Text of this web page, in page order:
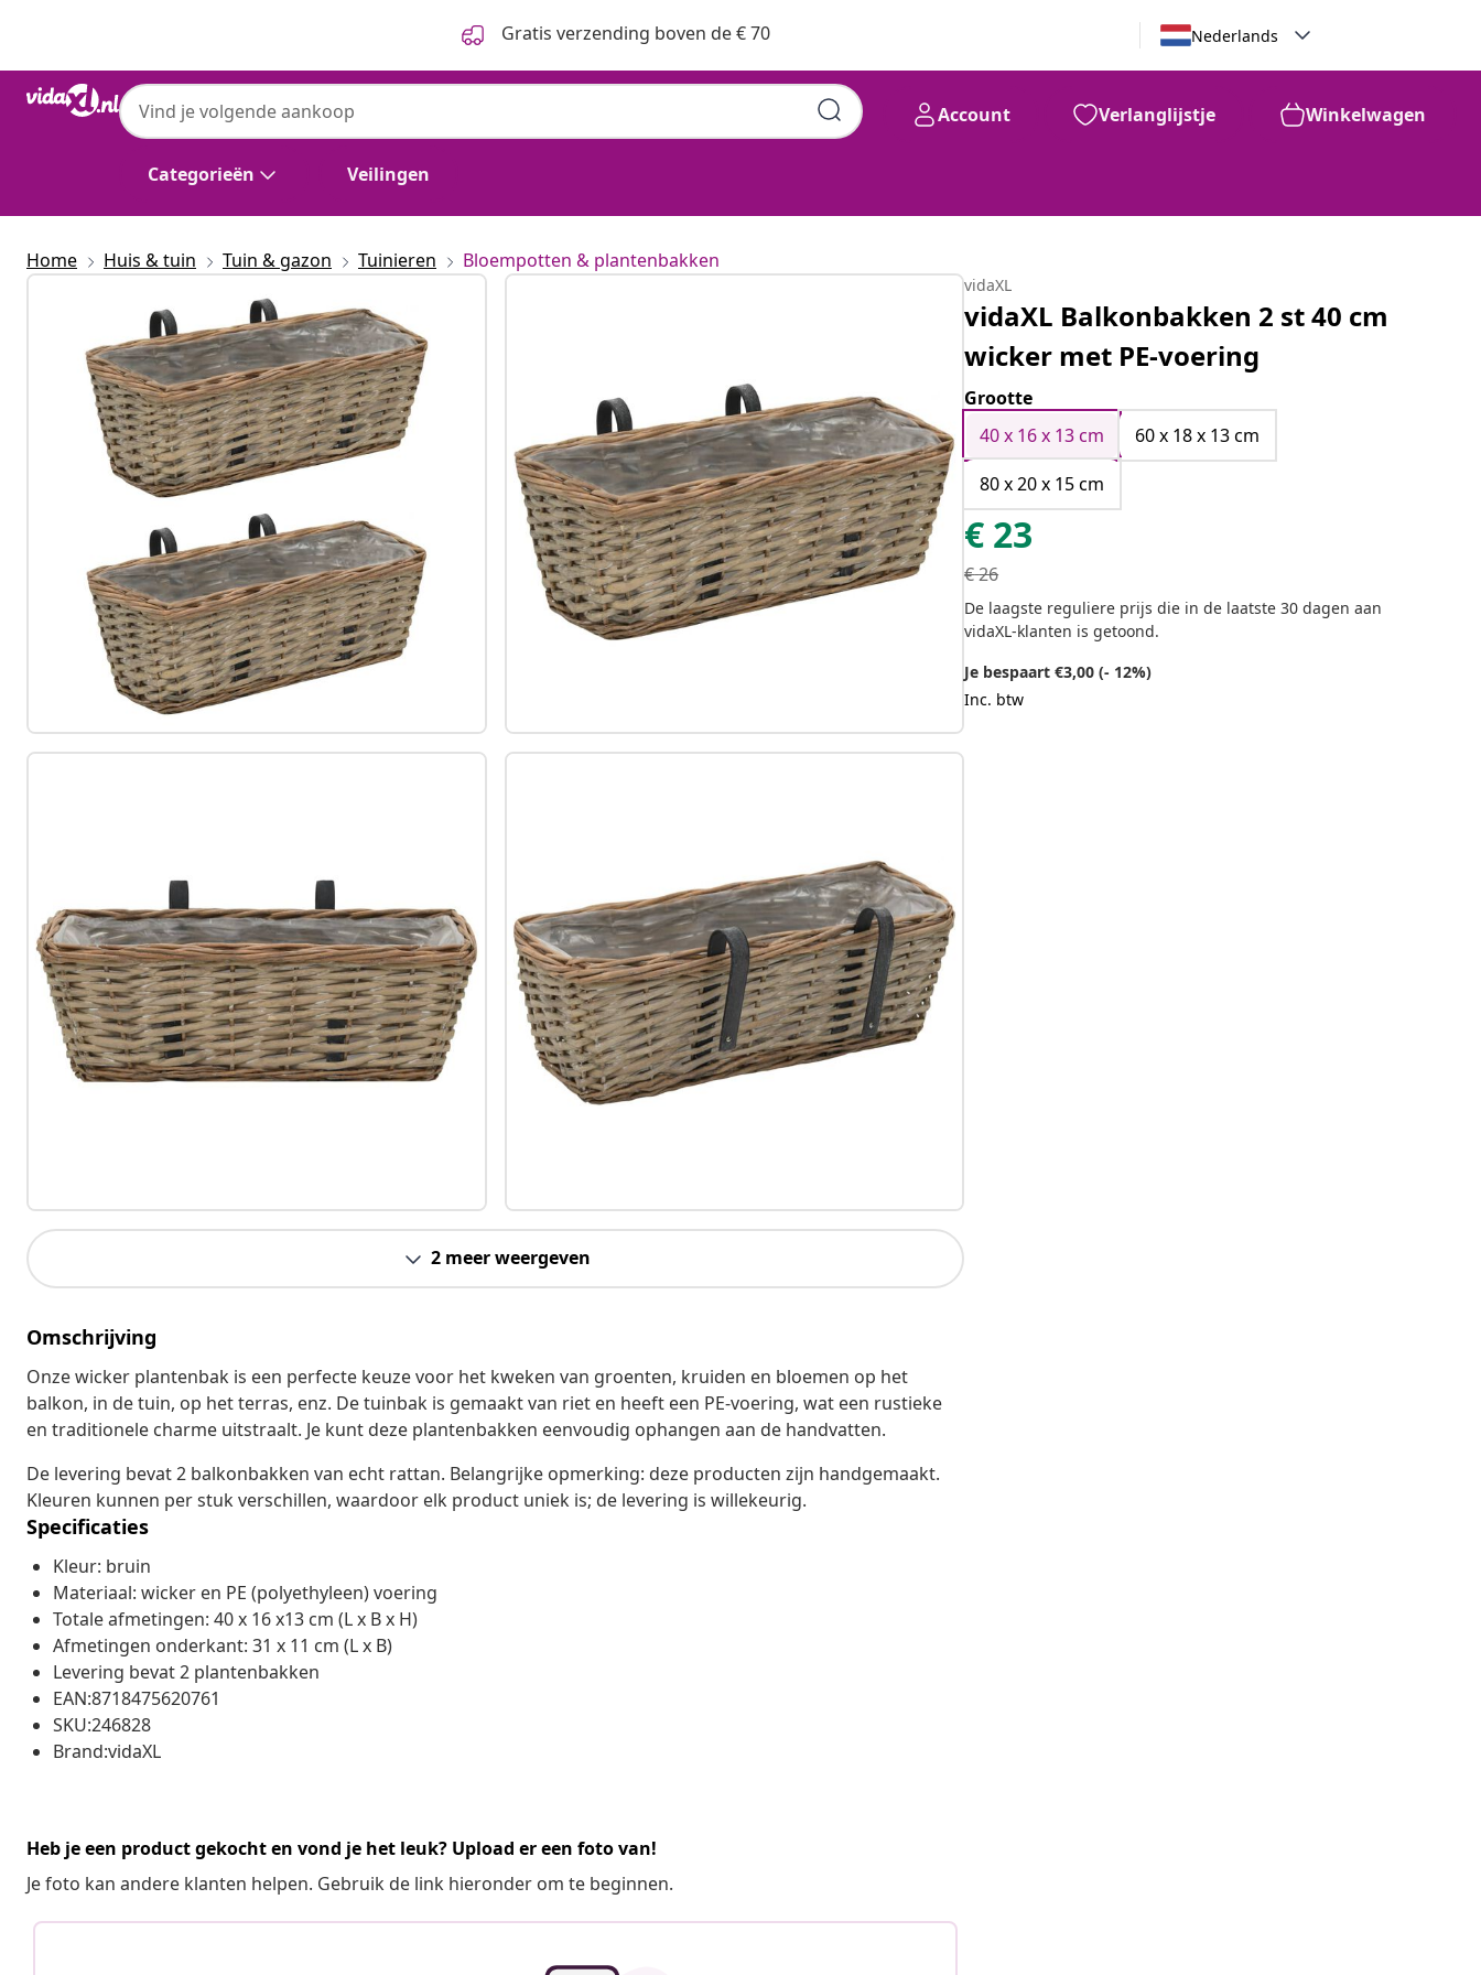
Gratis verzending boven de € 70 Nederlands
Categorieën Veilingen
Account Verlanglijstje Winkelwagen
Home Huis & tuin Tuin & gazon Tuinieren Bloempotten & plantenbakken
2 meer weergeven
Omschrijving
Onze wicker plantenbak is een perfecte keuze voor het kweken van groenten, kruiden en bloemen op het
balkon, in de tuin, op het terras, enz. De tuinbak is gemaakt van riet en heeft een PE-voering, wat een rustieke
en traditionele charme uitstraalt. Je kunt deze plantenbakken eenvoudig ophangen aan de handvatten.
De levering bevat 2 balkonbakken van echt rattan. Belangrijke opmerking: deze producten zijn handgemaakt.
Kleuren kunnen per stuk verschillen, waardoor elk product uniek is; de levering is willekeurig.
Specificaties
Kleur: bruin
Materiaal: wicker en PE (polyethyleen) voering
Totale afmetingen: 40 x 16 x13 cm (L x B x H)
Afmetingen onderkant: 31 x 11 cm (L x B)
Levering bevat 2 plantenbakken
EAN:8718475620761
SKU:246828
Brand:vidaXL
Heb je een product gekocht en vond je het leuk? Upload er een foto van!
Je foto kan andere klanten helpen. Gebruik de link hieronder om te beginnen.
vidaXL
vidaXL Balkonbakken 2 st 40 cm
wicker met PE-voering
Grootte
40 x 16 x 13 cm
60 x 18 x 13 cm
80 x 20 x 15 cm
€ 23
€26
De laagste reguliere prijs die in de laatste 30 dagen aan
vidaXL-klanten is getoond.
Je bespaart €3,00 (- 12%)
Inc. btw